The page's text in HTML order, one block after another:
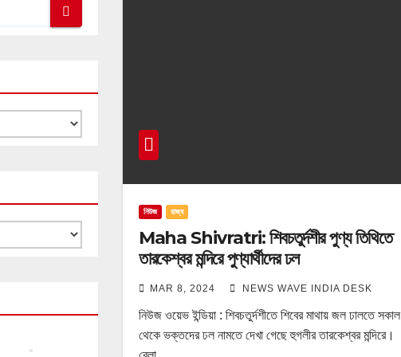
নিউজ রাজ্য
Maha Shivratri: শিবচতুর্দশীর পুণ্য তিথিতে
তারকেশ্বর মন্দিরে পুণ্যার্থীদের ঢল
MAR 8, 2024 NEWS WAVE INDIA DESK
নিউজ ওয়েভ ইন্ডিয়া : শিবচতুর্দশীতে শিবের মাথায় জল ঢালতে সকাল
থেকে ভক্তদের ঢল নামতে দেখা গেছে হুগলীর তারকেশ্বর মন্দিরে।